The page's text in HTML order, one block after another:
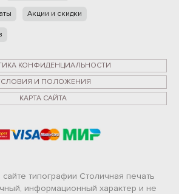
Акции и скидки
КОНФИДЕНЦИАЛЬНОСТИ
И ПОЛОЖЕНИЯ
КАРТА САЙТА
типографии Столичная печать
информационный характер и не